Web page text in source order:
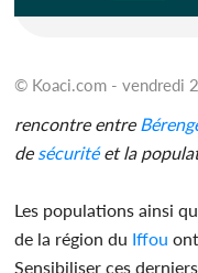
© Koaci.com - vendredi
rencontre entre
de sécuritéet la
Les populations ainsi
de la région du Iffou
Sensibiliser ces